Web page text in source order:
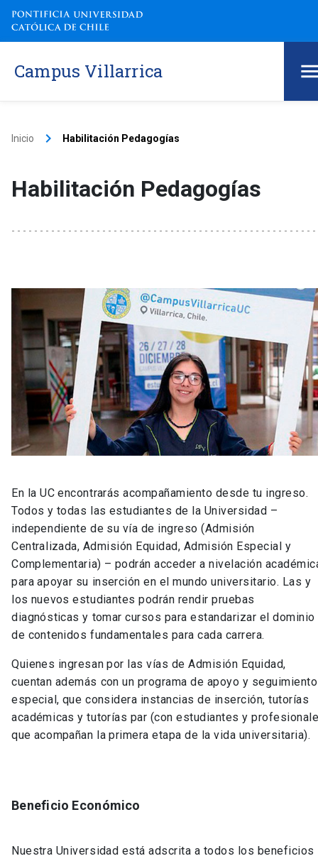
Campus Villarrica
Inicio keyboard_arrow_right Habilitación Pedagogías
Habilitación Pedagogías
En la UC encontrarás acompañamiento desde tu ingreso.
Todos y todas las estudiantes de la Universidad –
independiente de su vía de ingreso (Admisión
Centralizada, Admisión Equidad, Admisión Especial y
Complementaria) – podrán acceder a nivelación
para apoyar su inserción en el mundo universitario. Las y
los nuevos estudiantes podrán rendir pruebas
diagnósticas y tomar cursos para estandarizar el dominio
de contenidos fundamentales para cada carrera.
Quienes ingresan por las vías de Admisión Equidad,
cuentan además con un programa de apoyo y seguimiento
especial, que considera instancias de inserción, tutorías
académicas y tutorías par (con estudiantes y
que acompañan la primera etapa de la vida universitaria).
Beneficio Económico
Nuestra Universidad está adscrita a todos los beneficios